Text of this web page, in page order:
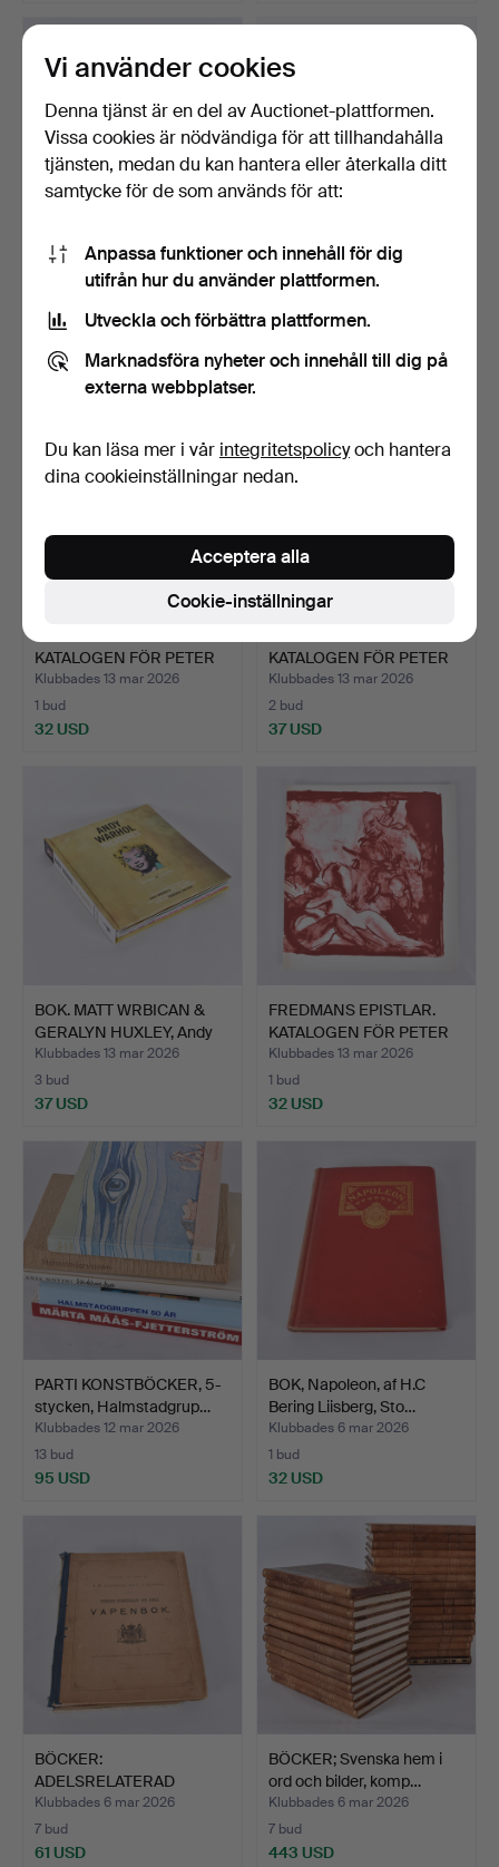
BÖCKER, Erotika, 8-band.
7 bud
55 USD
BOK, "Svenska folktyper", av
Dr. Herman Lu…
21 bud
180 USD
KATALOGEN FÖR PETER
DAH…
Klubbades 13 mar 2026
1 bud
32 USD
KATALOGEN FÖR PETER
DAH…
Klubbades 13 mar 2026
2 bud
37 USD
BOK. MATT WRBICAN &
GERALYN HUXLEY, Andy
W…
Klubbades 13 mar 2026
3 bud
37 USD
FREDMANS EPISTLAR.
KATALOGEN FÖR PETER
DAH…
Klubbades 13 mar 2026
1 bud
32 USD
PARTI KONSTBÖCKER, 5-
stycken, Halmstadgrup…
Klubbades 12 mar 2026
13 bud
95 USD
BOK, Napoleon, af H.C
Bering Liisberg, Sto…
Klubbades 6 mar 2026
1 bud
32 USD
BÖCKER:
ADELSRELATERAD
LITTERATUR, 2 band.
Klubbades 6 mar 2026
7 bud
61 USD
BÖCKER; Svenska hem i
ord och bilder, komp…
Klubbades 6 mar 2026
7 bud
443 USD
Vi använder cookies
Denna tjänst är en del av Auctionet-plattformen.
Vissa cookies är nödvändiga för att tillhandahålla
tjänsten, medan du kan hantera eller återkalla ditt
samtycke för de som används för att:
Anpassa funktioner och innehåll för dig
utifrån hur du använder plattformen.
Utveckla och förbättra plattformen.
Marknadsföra nyheter och innehåll till dig på
externa webbplatser.
Du kan läsa mer i vår integritetspolicyoch hantera
dina cookieinställningar nedan.
Cookie-inställningar
Acceptera alla